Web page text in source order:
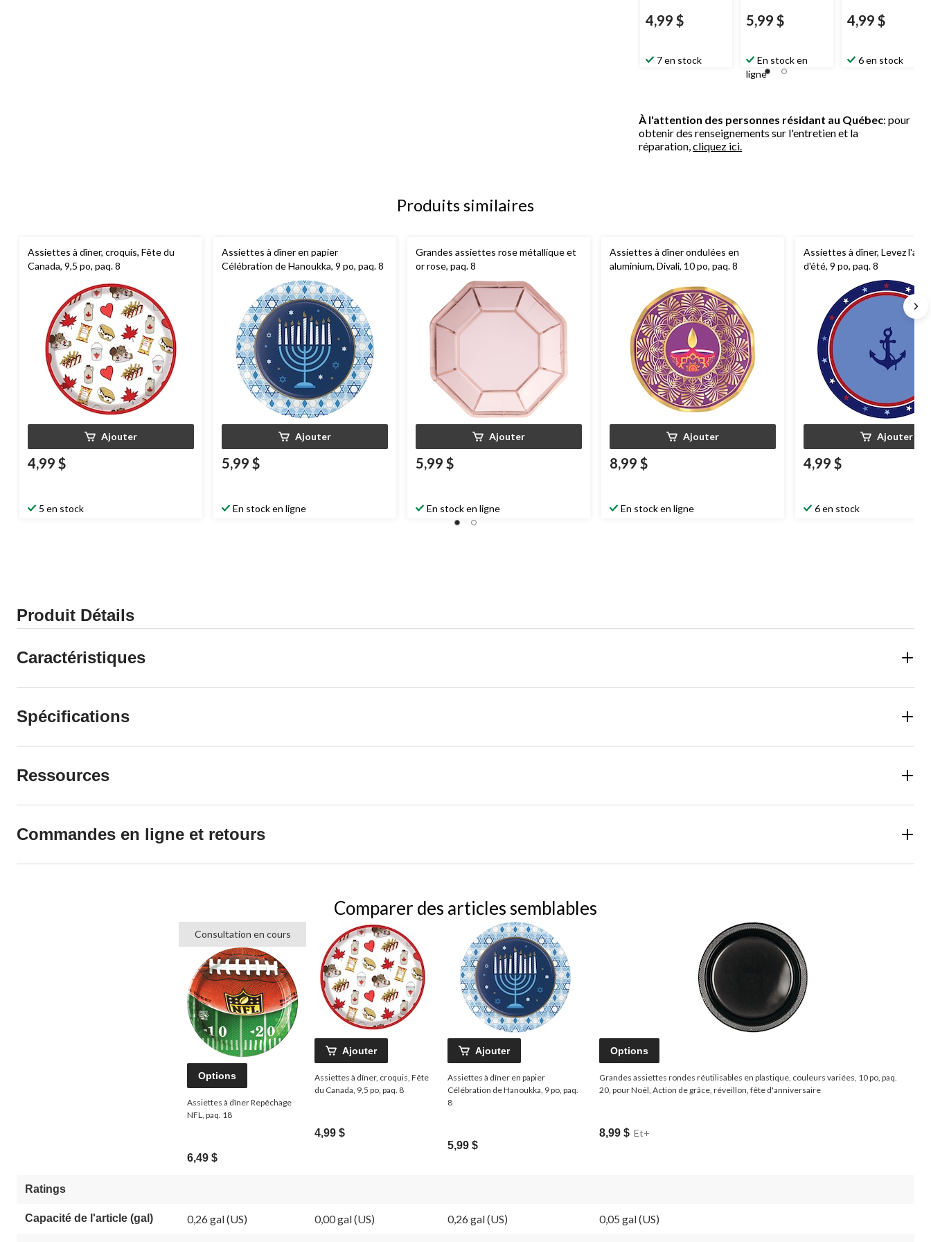
4,99 $
7 en stock
5,99 $
En stock en
ligne
4,99 $
6 en stock
À l'attention des personnes résidant au Québec: pour
obtenir des renseignements sur l'entretien et la
réparation,cliquez ici.
Produits similaires
Assiettes à dîner, croquis, Fête du
Canada, 9,5 po, paq. 8
Ajouter
4,99 $
5 en stock
Assiettes à dîner en papier
Célébration de Hanoukka, 9 po, paq. 8
Ajouter
5,99 $
En stock en ligne
Grandes assiettes rose métallique et
or rose, paq. 8
Ajouter
5,99 $
En stock en ligne
Assiettes à dîner ondulées en
aluminium, Divali, 10 po, paq. 8
Ajouter
8,99 $
En stock en ligne
Assiettes à dîner, Levez
d'été, 9 po, paq. 8
Ajouter
4,99 $
6 en stock
Produit Détails
Caractéristiques
Spécifications
Ressources
Commandes en ligne et retours
Comparer des articles semblables
Consultation en cours
Options
Assiettes à dîner Repêchage
NFL, paq. 18
6,49 $
Ajouter
Assiettes à dîner, croquis, Fête
du Canada, 9,5 po, paq. 8
4,99 $
Ajouter
Assiettes à dîner en papier
Célébration de Hanoukka, 9 po, paq.
8
5,99 $
Options
Grandes assiettes rondes réutilisables en plastique, couleurs variées, 10 po, paq.
20, pour Noël, Action de grâce, réveillon, fête d'anniversaire
8,99 $ Et+
Ratings
Capacité de l'article (gal) 0,26 gal (US) 0,00 gal (US) 0,26 gal (US) 0,05 gal (US)